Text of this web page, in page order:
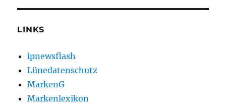
LINKS
ipnewsflash
Lünedatenschutz
MarkenG
Markenlexikon